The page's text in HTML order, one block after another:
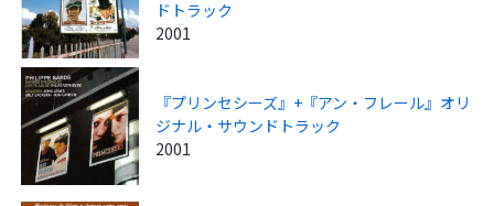
ドトラック
2001
『プリンセシーズ』+『アン・フレール』オリ
ジナル・サウンドトラック
2001